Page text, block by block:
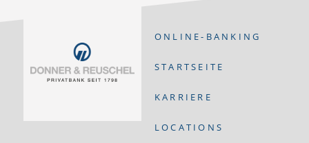
ONLINE-BANKING
STARTSEITE
KARRIERE
LOCATIONS